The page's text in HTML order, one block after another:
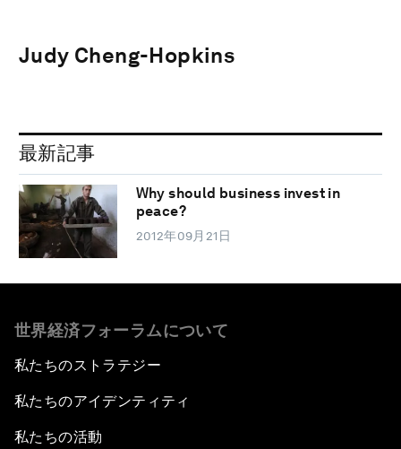
Judy Cheng-Hopkins
最新記事
Why should business invest in
peace?
2012年09月21日
世界経済フォーラムについて
私たちのストラテジー
私たちのアイデンティティ
私たちの活動